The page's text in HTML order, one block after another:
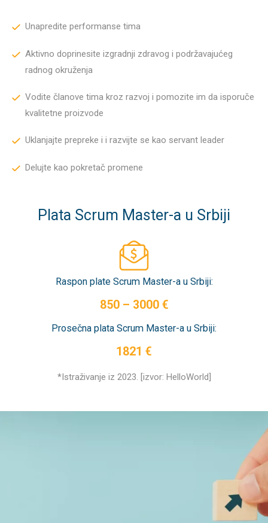
Unapredite performanse tima
Aktivno doprinesite izgradnji zdravog i podržavajućeg
radnog okruženja
Vodite članove tima kroz razvoj i pomozite im da isporuče
kvalitetne proizvode
Uklanjajte prepreke i i razvijte se kao servant leader
Delujte kao pokretač promene
Plata Scrum Master-a u Srbiji
Raspon plate Scrum Master-a u Srbiji:
850 – 3000 €
Prosečna plata Scrum Master-a u Srbiji:
1821 €
*Istraživanje iz 2023. [izvor: HelloWorld]